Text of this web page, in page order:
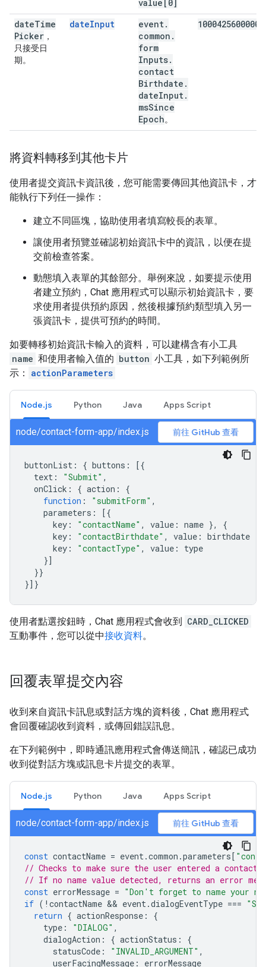
value[0]
dateTime
Picker ，
只接受日
期。
dateInput event.
common .
form
Inputs.
contact
Birthdate .
dateInput.
msSince
Epoch。
1000425600000
將資料轉移到其他卡片
使用者提交資訊卡資訊後，您可能需要傳回其他資訊卡，才
能執行下列任一操作：
建立不同區塊，協助使用者填寫較長的表單。
讓使用者預覽並確認初始資訊卡中的資訊，以便在提
交前檢查答案。
動態填入表單的其餘部分。舉例來說，如要提示使用
者建立預約，Chat 應用程式可以顯示初始資訊卡，要
求使用者提供預約原因，然後根據預約類型填入另一
張資訊卡，提供可預約的時間。
如要轉移初始資訊卡輸入的資料，可以建構含有小工具
name 和使用者輸入值的 button 小工具，如下列範例所
示：
actionParameters
Node.js Python Java Apps Script
node/contact-form-app/index.js 前往 GitHub 查看
buttonList : { buttons :
[{
text : "Submit" ,
onClick : { action :
{
function : "submitForm" ,
parameters :
[{
key : "contactName" , value : name },
{
key : "contactBirthdate" , value : birthdate
key : "contactType" , value :
type
}]
}}
}]}
使用者點選按鈕時，Chat 應用程式會收到 CARD_CLICKED
互動事件，您可以從中接收資料。
回覆表單提交內容
收到來自資訊卡訊息或對話方塊的資料後，Chat 應用程式
會回覆確認收到資料，或傳回錯誤訊息。
在下列範例中，即時通訊應用程式會傳送簡訊，確認已成功
收到從對話方塊或訊息卡片提交的表單。
Node.js Python Java Apps Script
node/contact-form-app/index.js 前往 GitHub 查看
const contactName = event.common .parameters[
// Checks to make sure the user entered a contact
// If no name value detected, returns an error
const errorMessage = "Don't forget to name your
if ( ! contactName && event.dialogEventType ===
return { actionResponse :
{
type : "DIALOG" ,
dialogAction : { actionStatus :
{
statusCode : "INVALID_ARGUMENT" ,
userFacingMessage :
errorMessage